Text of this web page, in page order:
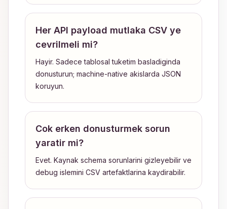
Her API payload mutlaka CSV ye
cevrilmeli mi?
Hayir. Sadece tablosal tuketim basladiginda
donusturun; machine-native akislarda JSON
koruyun.
Cok erken donusturmek sorun
yaratir mi?
Evet. Kaynak schema sorunlarini gizleyebilir ve
debug islemini CSV artefaktlarina kaydirabilir.